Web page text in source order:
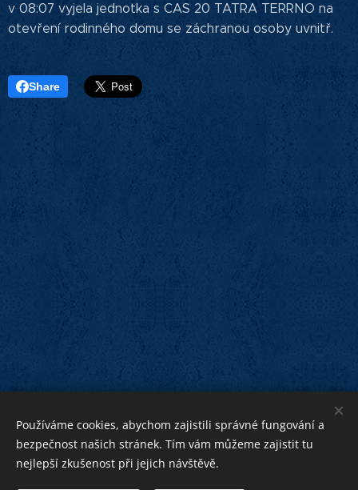
v 08:07 vyjela jednotka s CAS 20 TATRA TERRNO na
otevření rodinného domu se záchranou osoby uvnitř.
Share
Bohu ku cti, bližnímuku pomoci
Používáme cookies, abychom zajistili správné fungování a
bezpečnost našich stránek. Tím vám můžeme zajistit tu
nejlepší zkušenost při jejich návštěvě.